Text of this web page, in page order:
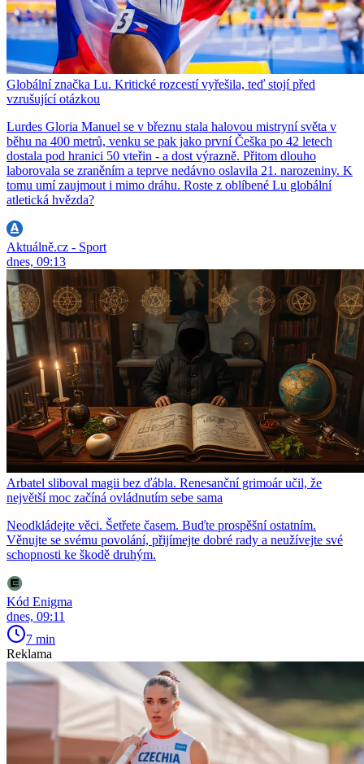
Globální značka Lu. Kritické rozcestí vyřešila, teď stojí před
vzrušující otázkou
Lurdes Gloria Manuel se v březnu stala halovou mistryní světa v
běhu na 400 metrů, venku se pak jako první Češka po 42 letech
dostala pod hranici 50 vteřin - a dost výrazně. Přitom dlouho
laborovala se zraněním a teprve nedávno oslavila 21. narozeniny. K
tomu umí zaujmout i mimo dráhu. Roste z oblíbené Lu globální
atletická hvězda?
Aktuálně.cz - Sport
dnes, 09:13
Arbatel sliboval magii bez ďábla. Renesanční grimoár učil, že
největší moc začíná ovládnutím sebe sama
Neodkládejte věci. Šetřete časem. Buďte prospěšní ostatním.
Věnujte se svému povolání, přijímejte dobré rady a neužívejte své
schopnosti ke škodě druhým.
Kód Enigma
dnes, 09:11
7 min
Reklama